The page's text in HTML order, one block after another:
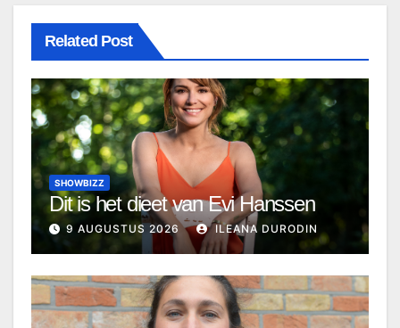
Related Post
SHOWBIZZ
Dit is het dieet van Evi Hanssen
9 AUGUSTUS 2026 ILEANA DURODIN